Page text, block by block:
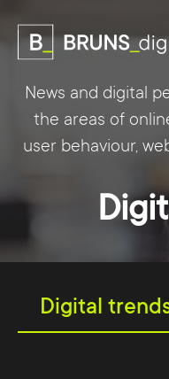
News and digital
the areas of
user behaviour,
Digital